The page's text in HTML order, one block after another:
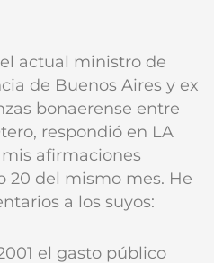
actual ministro de
de Buenos Aires y ex
bonaerense entre
respondió en LA
afirmaciones
20 del mismo mes. He
a los suyos:
el gasto público